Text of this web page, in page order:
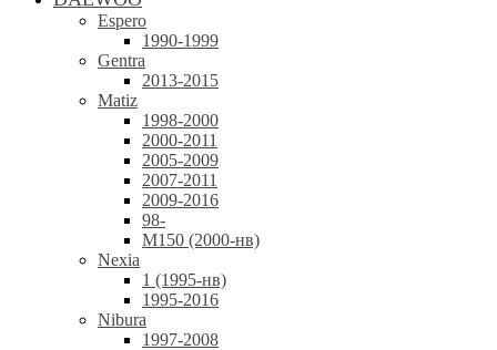
Espero
1990-1999
Gentra
2013-2015
Matiz
1998-2000
2000-2011
2005-2009
2007-2011
2009-2016
98-
М150 (2000-нв)
Nexia
1 (1995-нв)
1995-2016
Nibura
1997-2008